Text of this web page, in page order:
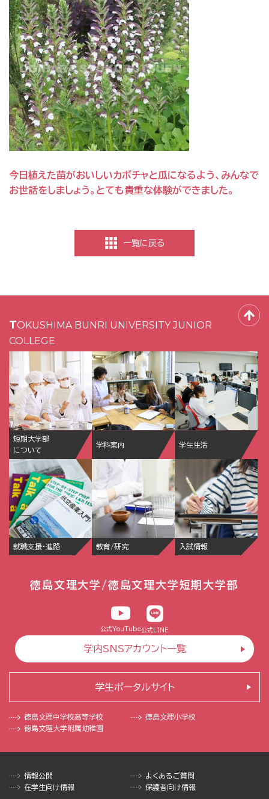
今日植えた苗がおいしいカボチャと瓜になるよう、みんなで
お世話をしましょう。とても貴重な体験ができました。
一覧に戻る
TOKUSHIMA BUNRI UNIVERSITY JUNIOR
COLLEGE
短期大学部
について
学科案内 学生生活
就職支援・進路 教育/研究 入試情報
徳島文理大学/徳島文理大学短期大学部
公式YouTube公式LINE
学内SNSアカウント一覧
徳島文理中学校高等学校
徳島文理小学校
徳島文理大学附属幼稚園
学生ポータルサイト
情報公開
よくあるご質問
在学生向け情報
保護者向け情報